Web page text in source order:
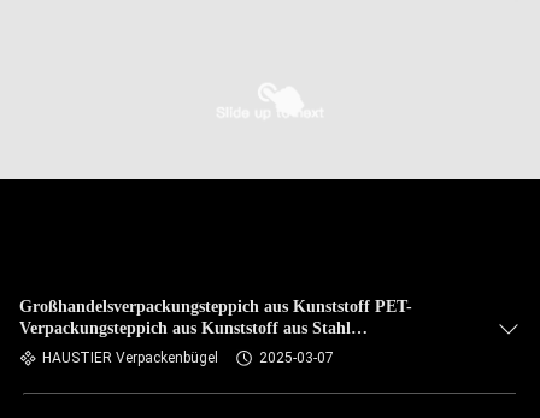
Großhandelsverpackungsteppich aus Kunststoff PET-
Verpackungsteppich aus Kunststoff aus Stahl
Petverpackungsteppich mit 9-32 mm
HAUSTIER Verpackenbügel 2025-03-07